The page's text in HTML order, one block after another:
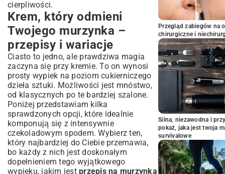
cierpliwości.
Krem, który odmieni
Twojego murzynka –
przepisy i wariacje
Ciasto to jedno, ale prawdziwa magia
zaczyna się przy kremie. To on wynosi
prosty wypiek na poziom cukierniczego
dzieła sztuki. Możliwości jest mnóstwo,
od klasycznych po te bardziej szalone.
Poniżej przedstawiam kilka
sprawdzonych opcji, które idealnie
komponują się z intensywnie
czekoladowym spodem. Wybierz ten,
który najbardziej do Ciebie przemawia,
bo każdy z nich jest doskonałym
dopełnieniem tego wyjątkowego
wypieku, jakim jest przepis na murzynka
Przegląd zabiegów na
chirurgiczne i
Silna, niezawodna i
pokaż, jaka jest twoja
survivalowe